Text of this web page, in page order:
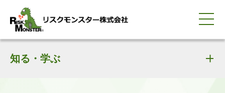
サービス紹介
選ばれる理由
知る・学ぶ
導入事例
企業情報
採用情報
IR情報
お問い合わせ
0120-259-440
知る・学ぶ